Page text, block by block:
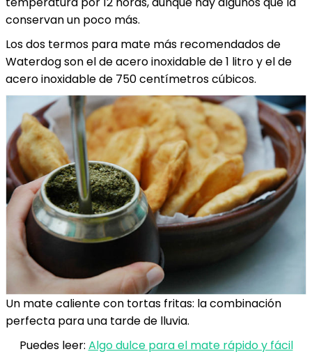
conservan un poco más.
Los dos termos para mate más recomendados de
Waterdog son el de acero inoxidable de 1 litro y el de
acero inoxidable de 750 centímetros cúbicos.
Un mate caliente con tortas fritas: la combinación
perfecta para una tarde de lluvia.
Puedes leer: Algo dulce para el mate rápido y fácil